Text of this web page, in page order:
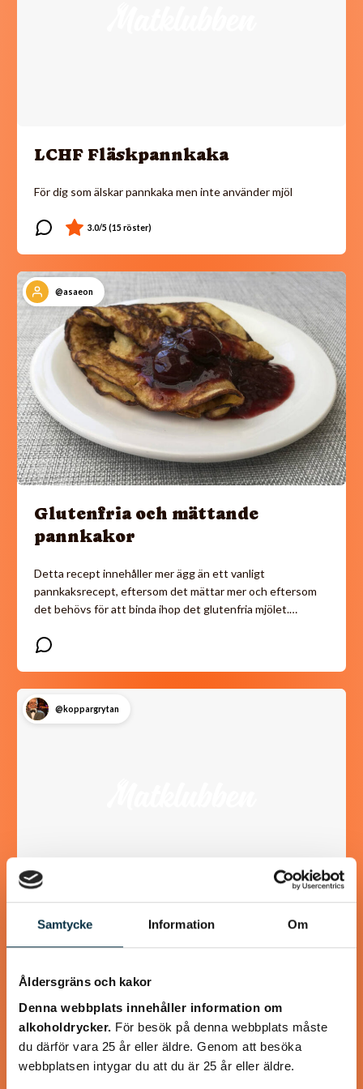
Samtycke Information Om
Åldersgräns och kakor
Denna webbplats innehåller information om
alkoholdrycker. För besök på denna webbplats måste
du därför vara 25 år eller äldre. Genom att besöka
webbplatsen intygar du att du är 25 år eller äldre.
LCHF Fläskpannkaka
För dig som älskar pannkaka men inte använder mjöl
@asaeon
Glutenfria och mättande
pannkakor
Detta recept innehåller mer ägg än ett vanligt
pannkaksrecept, eftersom det mättar mer och eftersom
det behövs för att binda ihop det glutenfria mjölet.…
@koppargrytan
Gulaschsoppa Melchersson
@koppargrytan